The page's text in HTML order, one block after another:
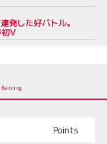
発した好バトル。
V
Ranking
Points